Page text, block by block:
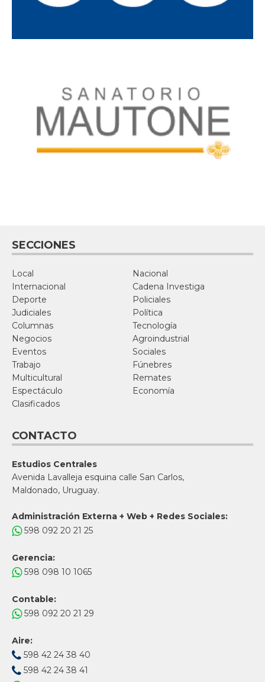
SECCIONES
Local
Nacional
Internacional
Cadena Investiga
Deporte
Policiales
Judiciales
Política
Columnas
Tecnología
Negocios
Agroindustrial
Eventos
Sociales
Trabajo
Fúnebres
Multicultural
Remates
Espectáculo
Economía
Clasificados
CONTACTO
Estudios Centrales
Avenida Lavalleja esquina calle San Carlos,
Maldonado, Uruguay.
Administración Externa + Web + Redes Sociales:
598 092 20 21 25
Gerencia:
598 098 10 1065
Contable:
598 092 20 21 29
Aire:
598 42 24 38 40
598 42 24 38 41